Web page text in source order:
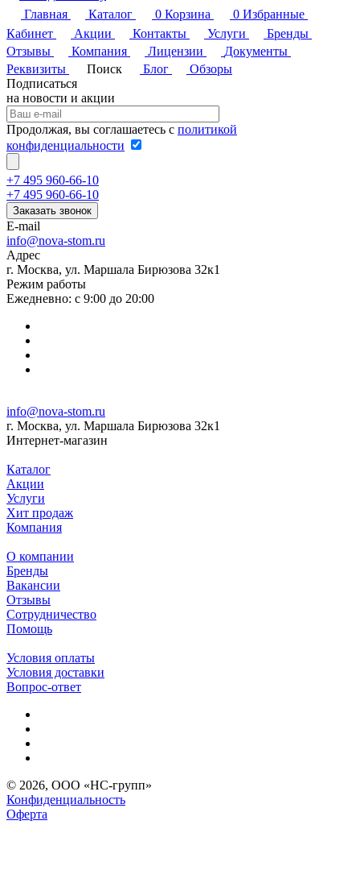
Главная
Каталог 0 Корзина 0 Избранные
Кабинет
Акции Контакты Услуги
Бренды
Отзывы
Компания Лицензии
Документы
Реквизиты
Поиск Блог
Обзоры
Подписаться
на новости и акции
Продолжая, вы соглашаетесь с политикой
конфиденциальности
+7 495 960-66-10
+7 495 960-66-10
Заказать звонок
E-mail
info@nova-stom.ru
Адрес
г. Москва, ул. Маршала Бирюзова 32к1
Режим работы
Ежедневно: с 9:00 до 20:00
info@nova-stom.ru
г. Москва, ул. Маршала Бирюзова 32к1
Интернет-магазин
Каталог
Акции
Услуги
Хит продаж
Компания
О компании
Бренды
Вакансии
Отзывы
Сотрудничество
Помощь
Условия оплаты
Условия доставки
Вопрос-ответ
© 2026, ООО «НС-групп»
Конфиденциальность
Оферта